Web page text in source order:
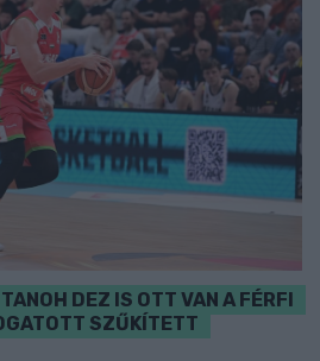
DEZ IS OTT VAN A FÉRFI
SZŰKÍTETT